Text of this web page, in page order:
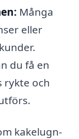
Många
eller
du få en
rykte och
kakelugn-